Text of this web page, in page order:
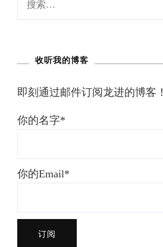
收听我的博客
即刻通过邮件订阅龙进的博客！
你的名字*
你的Email*